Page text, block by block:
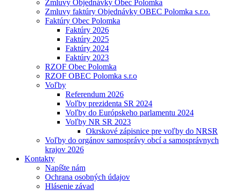
Zmluvy Objednávky Obec Polomka
Zmluvy faktúry Objednávky OBEC Polomka s.r.o.
Faktúry Obec Polomka
Faktúry 2026
Faktúry 2025
Faktúry 2024
Faktúry 2023
RZOF Obec Polomka
RZOF OBEC Polomka s.r.o
Voľby
Referendum 2026
Voľby prezidenta SR 2024
Voľby do Európskeho parlamentu 2024
Voľby NR SR 2023
Okrskové zápisnice pre voľby do NRSR
Voľby do orgánov samosprávy obcí a samosprávnych
krajov 2026
Kontakty
Napíšte nám
Ochrana osobných údajov
Hlásenie závad